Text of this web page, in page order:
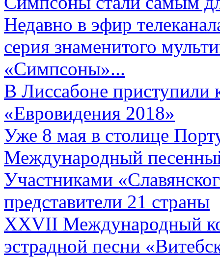
Недавно в эфир
серия знаменитого
«Симпсоны»...
В Лиссабоне приступили
«Евровидения 2018»
Уже 8 мая в столице
Международный
Участниками
представители 21 страны
XXVII Международный
эстрадной песни